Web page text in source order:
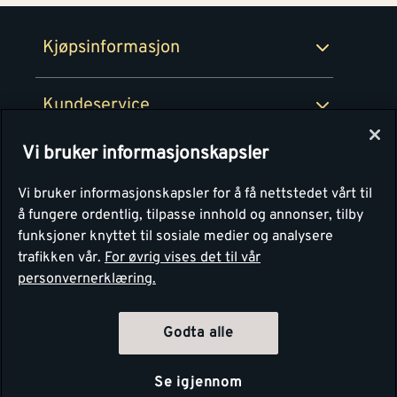
Kjøpsinformasjon
Retur- og angrerettsskjema
Kundeservice
Montér
Personvern
Vi bruker informasjonskapsler
Vi bruker informasjonskapsler for å få nettstedet vårt til
å fungere ordentlig, tilpasse innhold og annonser, tilby
funksjoner knyttet til sosiale medier og analysere
trafikken vår. For øvrig vises det til vår
personvernerklæring.
Godta alle
Se igjennom